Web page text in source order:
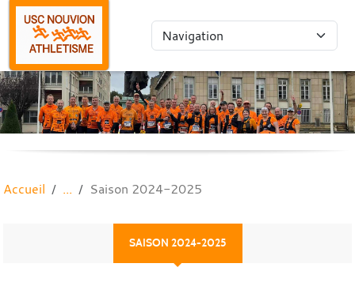
Accueil Saison 2024-2025
SAISON 2024-2025
Panneau de gestion des cookies